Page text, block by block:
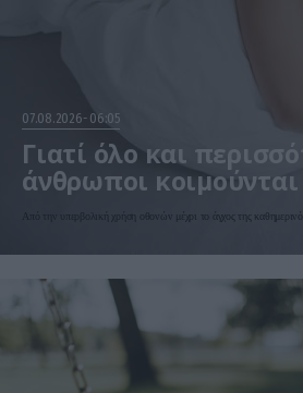
07.08.2026 06:05
Γιατί όλο και
άνθρωποι κοιμούνται
Από την υπερβολική χρήση οθονών μέχρι το άγχος της